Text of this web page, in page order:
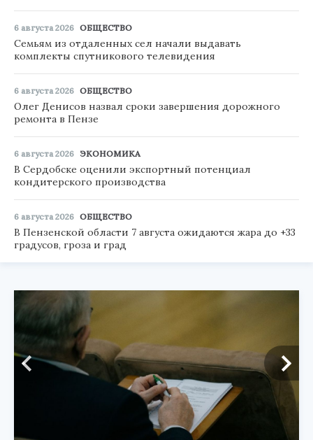
6 августа 2026 ОБЩЕСТВО
Семьям из отдаленных сел начали выдавать
комплекты спутникового телевидения
6 августа 2026 ОБЩЕСТВО
Олег Денисов назвал сроки завершения дорожного
ремонта в Пензе
6 августа 2026 ЭКОНОМИКА
В Сердобске оценили экспортный потенциал
кондитерского производства
6 августа 2026 ОБЩЕСТВО
В Пензенской области 7 августа ожидаются жара до +33
градусов, гроза и град